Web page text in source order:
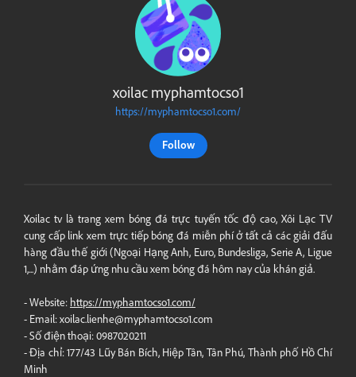
xoilac myphamtocso1
https://myphamtocso1.com/
Follow
Xoilac tv là trang xem bóng đá trực tuyến tốc độ cao, Xôi Lạc TV
cung cấp link xem trực tiếp bóng đá miễn phí ở tất cả các giải đấu
hàng đầu thế giới (Ngoại Hạng Anh, Euro, Bundesliga, Serie A, Ligue
1,...) nhằm đáp ứng nhu cầu xem bóng đá hôm nay của khán giả.
- Website: https://myphamtocso1.com/
- Email:xoilac.lienhe@myphamtocso1.com
- Số điện thoại: 0987020211
- Địa chỉ: 177/43 Lũy Bán Bích, Hiệp Tân, Tân Phú, Thành phố Hồ Chí
Minh